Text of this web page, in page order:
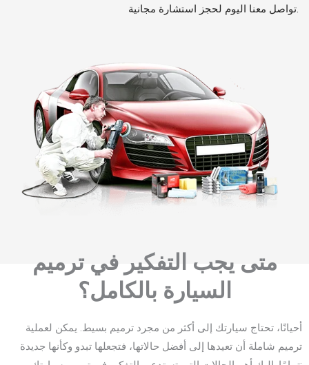
متى يجب التفكير في ترميم
السيارة بالكامل؟
أحيانًا، تحتاج سيارتك إلى أكثر من مجرد ترميم بسيط. يمكن لعملية
ترميم شاملة أن تعيدها إلى أفضل حالاتها، فتجعلها تبدو وكأنها جديدة